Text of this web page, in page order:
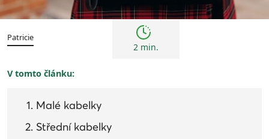
Patricie
2 min.
V tomto článku:
Malé kabelky
Střední kabelky